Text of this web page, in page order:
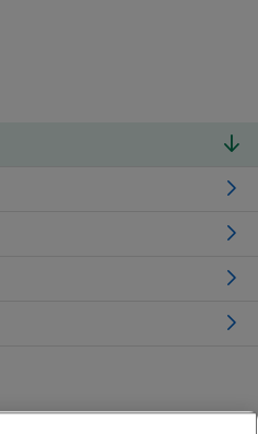
Ihren Wünschen